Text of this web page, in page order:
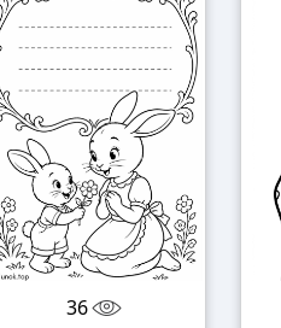
36